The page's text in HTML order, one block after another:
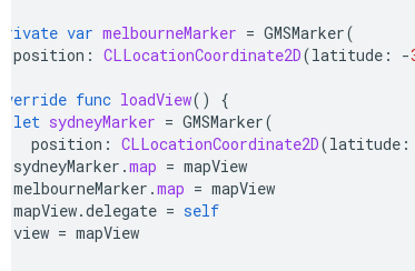
private var melbourneMarker = GMSMarker(
position : CLLocationCoordinate2D(latitude : -
override func loadView()
{
let sydneyMarker = GMSMarker(
position : CLLocationCoordinate2D(latitude :
sydneyMarker .map = mapView
melbourneMarker .map = mapView
mapView.delegate = self
view = mapView